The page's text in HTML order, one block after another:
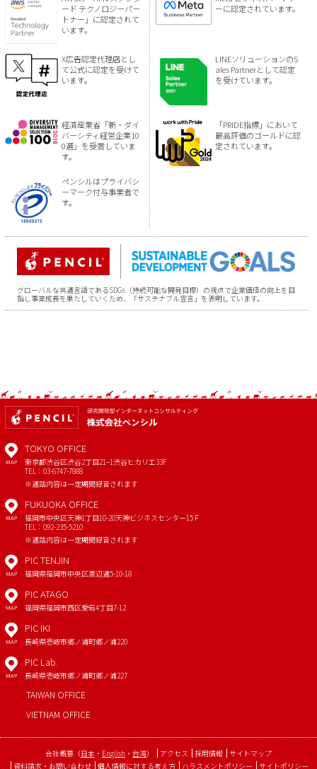
ード テクノロジーパー
トナー」に認定されて
います。
ーに認定されています。
X広告認定代理店とし
て公式に認定を受けて
います。
LINEソリューションのS
ales Partnerとして認定
を受けています。
経済産業省「新・ダイ
バーシティ経営企業10
0選」を受賞していま
す。
「PRIDE指標」において
最高評価のゴールドに認
定されています。
ペンシルはプライバシ
ーマーク付与事業者で
す。
グローバルな共通言語であるSDGs（持続可能な開発目標）の視点で企業価値の向上を目
指し事業成長を果たしていくため、「サステナブル宣言」を表明しています。
MAP
TOKYO OFFICE
東京都渋谷区渋谷2丁目21−1渋谷ヒカリエ33F
TEL：03-6747-7888
※通話内容は一定期間録音されます
MAP
FUKUOKA OFFICE
福岡市中央区天神1丁目10-20天神ビジネスセンター15Ｆ
TEL：092-235-5210
※通話内容は一定期間録音されます
MAP
PIC TENJIN
福岡県福岡市中央区渡辺通5-10-18
MAP
PIC ATAGO
福岡県福岡市西区愛宕4丁目7-12
MAP
PIC IKI
長崎県壱岐市郷ノ浦町郷ノ浦220
MAP
PIC Lab.
長崎県壱岐市郷ノ浦町郷ノ浦227
TAIWAN OFFICE
VIETNAM OFFICE
会社概要 （日本 ・ English ・ 台湾） アクセス 採用情報 サイトマップ
資料請求・お問い合わせ 個人情報に対する考え方 ハラスメントポリシー サイトポリシー